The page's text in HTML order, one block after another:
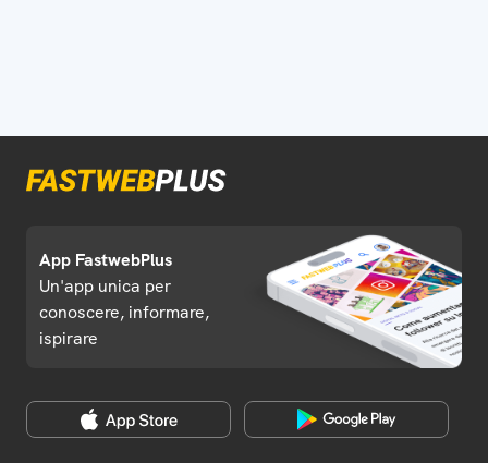
App FastwebPlus
Un'app unica per
conoscere, informare,
ispirare